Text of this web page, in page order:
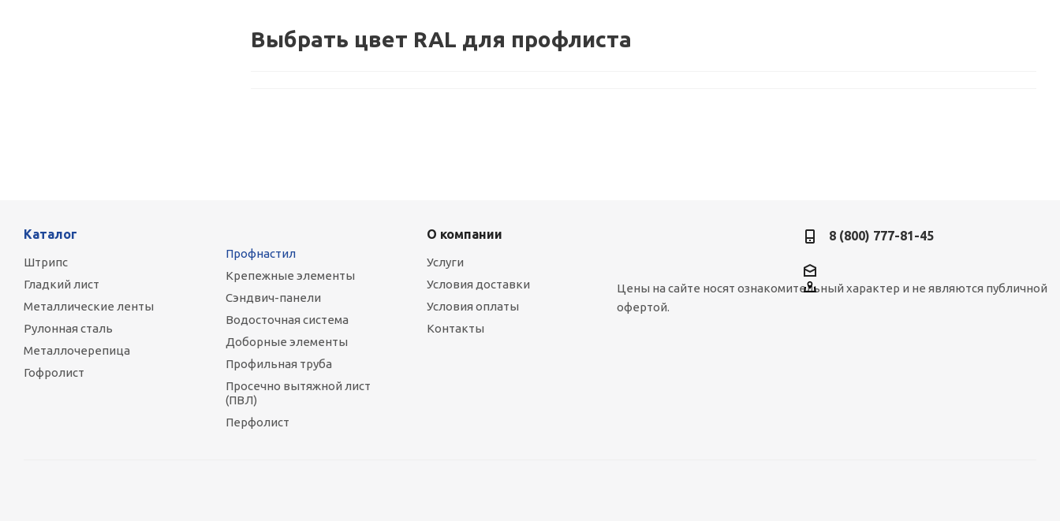
Выбрать цвет RAL для профлиста
Каталог
Штрипс
Гладкий лист
Металлические ленты
Рулонная сталь
Металлочерепица
Гофролист
Профнастил
Крепежные элементы
Сэндвич-панели
Водосточная система
Доборные элементы
Профильная труба
Просечно вытяжной лист
(ПВЛ)
Перфолист
О компании
Услуги
Условия доставки
Условия оплаты
Контакты
8 (800) 777-81-45
Цены на сайте носят ознакомительный характер и не являются публичной
офертой.